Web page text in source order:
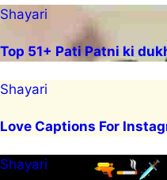
Shayari
Top 51+ Pati Patni ki dukh
Shayari
Love Captions For
Shayari